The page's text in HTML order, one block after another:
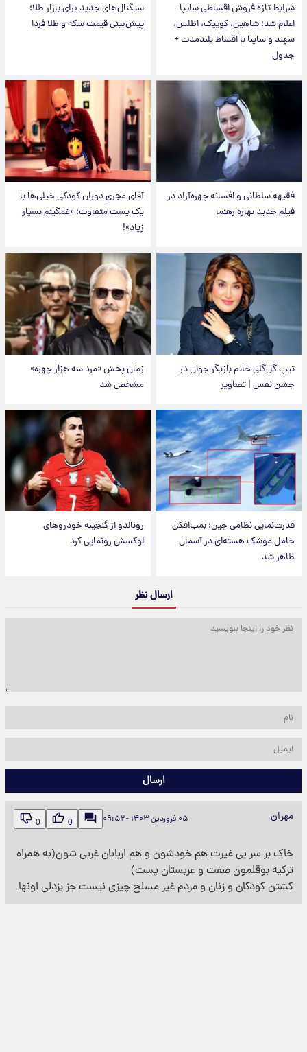
شرایط تازه فروش اقساطی سایپا
اعلام شد؛ شاهین، کوییک، اطلس،
سهند و ساینا با اقساط بلندمدت +
جدول
سیگنال‌های جدید برای بازار طلا؛
پیش‌بینی قیمت سکه و طلا فردا
فقیهه سلطانی و افسانه چهره‌آزاد در
فیلم جدید بهاره رهنما
آقای مجریِ دوران کودکی خیلی‌ها با
یک پست متفاوت؛ «غمگینم بسیار
زیاد»!
تیپ گل‌گلی خانم بازیگر جوان در
جشن نفس | تصاویر
زمان پخش «مرد سه هزار چهره»
مشخص شد
قدرت‌نمایی نظامی چین؛ بمب‌افکن
حامل موشک هسته‌ای در آسمان
ظاهر شد
رونالدو از گنجینه خودروهای
لوکسش رونمایی کرد
ارسال نظر
ارسال
مهران ۰۵ فروردین ۱۴۰۳ - ۰۹:۵۲ 0
0
خاک بر سر بی غیرت هم خودشون و هم اربابان غربی شون(به همراه
ترکیه بوقلمون صفت و عربستان پست)
کشتن کودکان و زنان و مردم غیر مسلح چیزی نیست جز بزدلی اونها